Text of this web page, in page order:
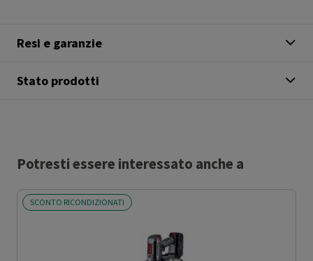
Resi e garanzie
Stato prodotti
Potresti essere interessato anche a
SCONTO RICONDIZIONATI